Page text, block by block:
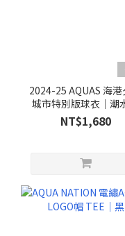
2024-25 AQUAS 海
城市特別版球衣｜潮
NT$1,680